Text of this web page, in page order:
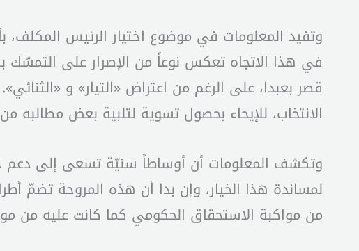
وتفيد المعلومات في موضوع اختيار الرئيس
في هذا الاتجاه تعكس نوعاً من الإصرار على التمسّك
قصر بعبدا، على الرغم من اعتراض «التيار» و
الانتخاب، للإيحاء بحصول تسوية لتلبية بعض مطالبه
وتكشف المعلومات أن أوساطاً سنيّة تسعى إلى دعم
لمساندة هذا الخيار، وإن بدا أن هذه المروحة تضمّ
من مواكبة الاستحقاق الحكومي كما كانت عليه من